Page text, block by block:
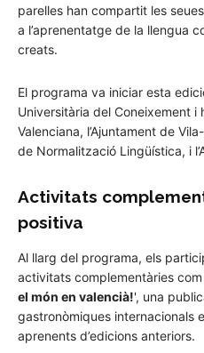
parelles han compartit les
a l’aprenentatge de la llengua
creats.
El programa va iniciar esta
Universitària del Coneixement
Valenciana, l’Ajuntament de
de Normalització Lingüística, i
Activitats
positiva
Al llarg del programa, els
activitats complementàries
el món en valencià!', una
gastronòmiques internacionals
aprenents d’edicions anteriors.